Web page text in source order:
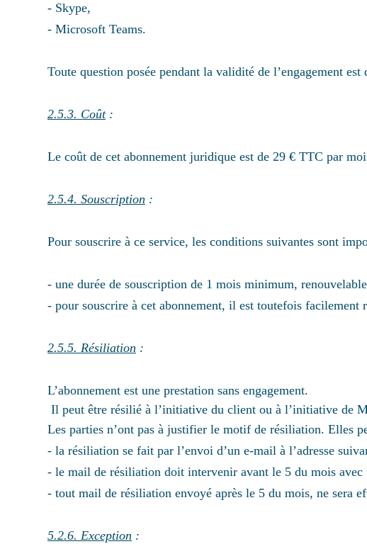
- Skype,
- Microsoft Teams.
Toute question posée pendant la validité de l’engagement est
2.5.3. Coût:
Le coût de cet abonnement juridique est de 29 € TTC par
2.5.4. Souscription :
Pour souscrire à ce service, les conditions suivantes sont
- une durée de souscription de 1 mois minimum,
- pour souscrire à cet abonnement, il est toutefois
2.5.5. Résiliation :
L’abonnement est une prestation sans engagement.
Il peut être résilié à l’initiative du client ou à l’initiative de
Les parties n’ont pas à justifier le motif de résiliation. Elles
- la résiliation se fait par l’envoi d’un e-mail à l’adresse
- le mail de résiliation doit intervenir avant le 5 du mois
- tout mail de résiliation envoyé après le 5 du mois, ne sera
5.2.6. Exception :